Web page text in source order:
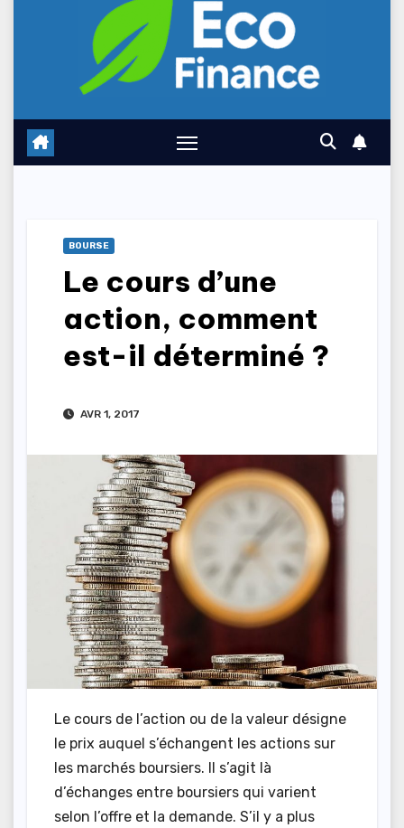
BOURSE
Le cours d’une
action, comment
est-il déterminé ?
AVR 1, 2017
Le cours de l’action ou de la valeur désigne
le prix auquel s’échangent les actions sur
les marchés boursiers. Il s’agit là
d’échanges entre boursiers qui varient
selon l’offre et la demande. S’il y a plus